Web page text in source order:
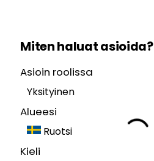
Miten haluat asioida?
Asioin roolissa
Yksityinen
Alueesi
Ruotsi
Kieli